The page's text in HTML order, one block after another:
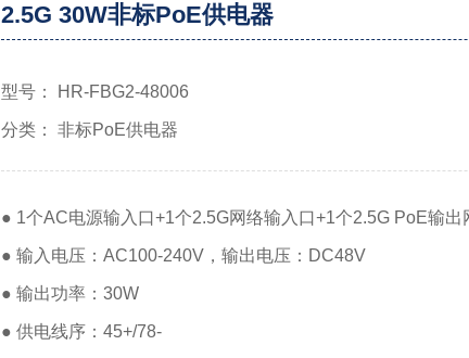
2.5G 30W非标PoE供电器
型号： HR-FBG2-48006
分类： 非标PoE供电器
● 1个AC电源输入口+1个2.5G网络输入口+1个2.5G PoE输出
● 输入电压：AC100-240V，输出电压：DC48V
● 输出功率：30W
● 供电线序：45+/78-